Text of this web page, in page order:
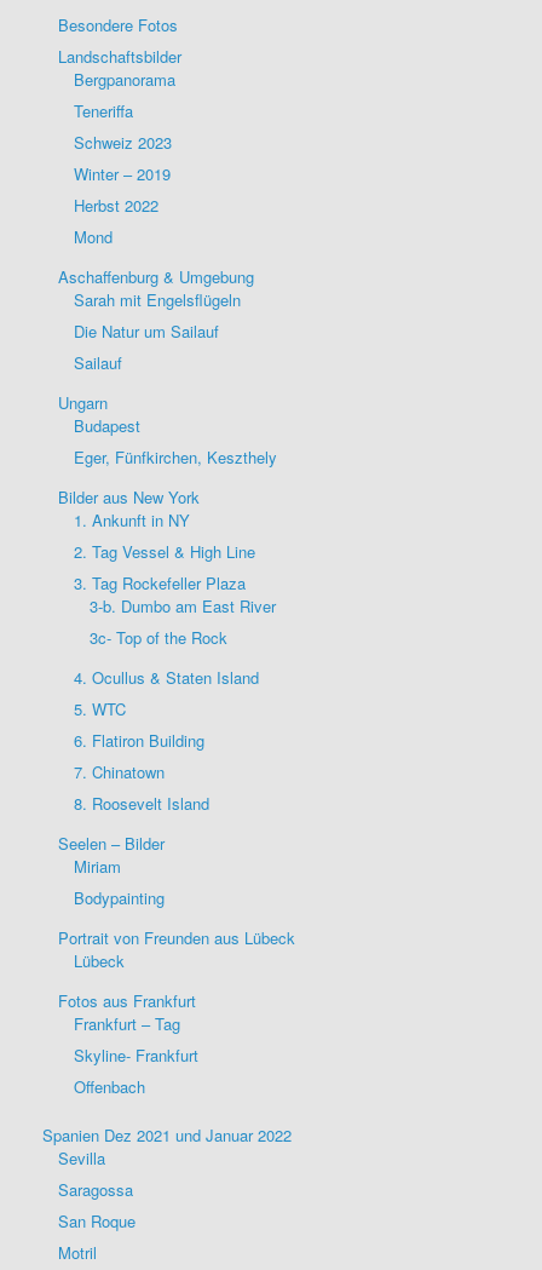
Besondere Fotos
Landschaftsbilder
Bergpanorama
Teneriffa
Schweiz 2023
Winter – 2019
Herbst 2022
Mond
Aschaffenburg & Umgebung
Sarah mit Engelsflügeln
Die Natur um Sailauf
Sailauf
Ungarn
Budapest
Eger, Fünfkirchen, Keszthely
Bilder aus New York
1. Ankunft in NY
2. Tag Vessel & High Line
3. Tag Rockefeller Plaza
3-b. Dumbo am East River
3c- Top of the Rock
4. Ocullus & Staten Island
5. WTC
6. Flatiron Building
7. Chinatown
8. Roosevelt Island
Seelen – Bilder
Miriam
Bodypainting
Portrait von Freunden aus Lübeck
Lübeck
Fotos aus Frankfurt
Frankfurt – Tag
Skyline- Frankfurt
Offenbach
Spanien Dez 2021 und Januar 2022
Sevilla
Saragossa
San Roque
Motril